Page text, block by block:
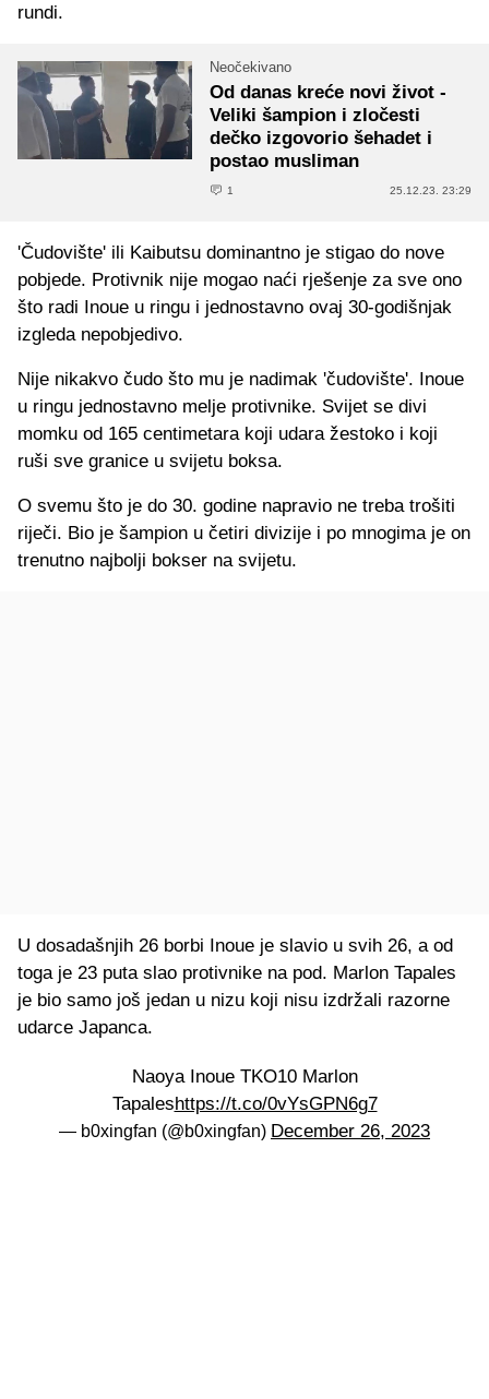
rundi.
Neočekivano
Od danas kreće novi život -
Veliki šampion i zločesti
dečko izgovorio šehadet i
postao musliman
1 25.12.23. 23:29
'Čudovište' ili Kaibutsu dominantno je stigao do nove
pobjede. Protivnik nije mogao naći rješenje za sve ono
što radi Inoue u ringu i jednostavno ovaj 30-godišnjak
izgleda nepobjedivo.
Nije nikakvo čudo što mu je nadimak 'čudovište'. Inoue
u ringu jednostavno melje protivnike. Svijet se divi
momku od 165 centimetara koji udara žestoko i koji
ruši sve granice u svijetu boksa.
O svemu što je do 30. godine napravio ne treba trošiti
riječi. Bio je šampion u četiri divizije i po mnogima je on
trenutno najbolji bokser na svijetu.
U dosadašnjih 26 borbi Inoue je slavio u svih 26, a od
toga je 23 puta slao protivnike na pod. Marlon Tapales
je bio samo još jedan u nizu koji nisu izdržali razorne
udarce Japanca.
Naoya Inoue TKO10 Marlon
Tapaleshttps://t.co/0vYsGPN6g7
— b0xingfan (@b0xingfan) December 26, 2023